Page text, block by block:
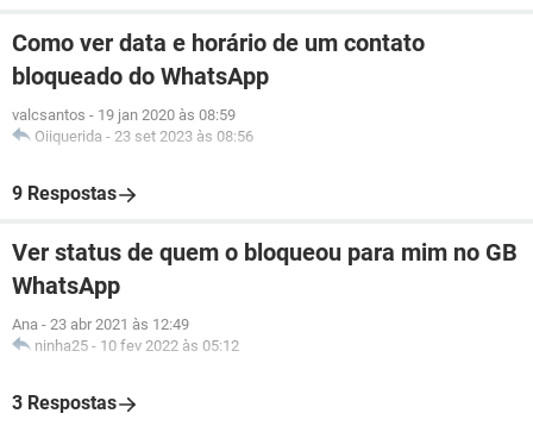
Como ver data e horário de um contato
bloqueado do WhatsApp
valcsantos - 19 jan 2020 às 08:59
Oiiquerida - 23 set 2023 às 08:56
9 Respostas
Ver status de quem o bloqueou para mim no GB
WhatsApp
Ana - 23 abr 2021 às 12:49
ninha25 - 10 fev 2022 às 05:12
3 Respostas